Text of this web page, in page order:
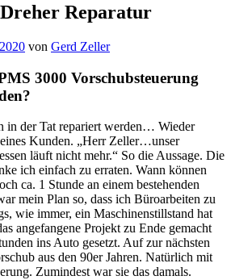
Reparatur
von Gerd Zeller
3000 Vorschubsteuerung
in der Tat repariert werden… Wieder
Kunden. „Herr Zeller…unser
läuft nicht mehr.“ So die Aussage. Die
ich einfach zu erraten. Wann können
ca. 1 Stunde an einem bestehenden
mein Plan so, dass ich Büroarbeiten zu
wie immer, ein Maschinenstillstand hat
angefangene Projekt zu Ende gemacht
ins Auto gesetzt. Auf zur nächsten
aus den 90er Jahren. Natürlich mit
Zumindest war sie das damals.